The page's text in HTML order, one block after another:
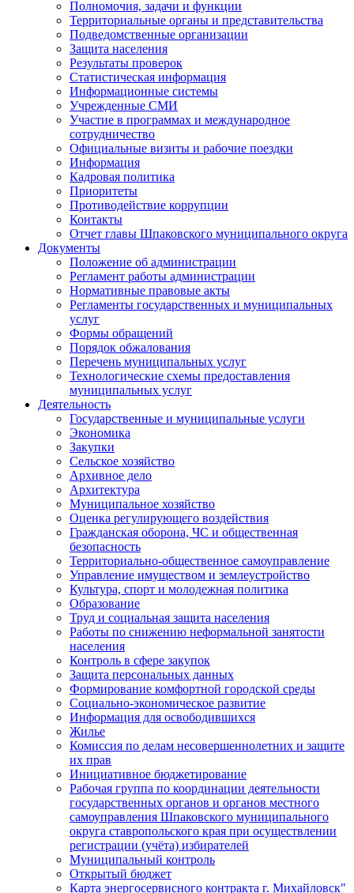
Полномочия, задачи и функции
Территориальные органы и представительства
Подведомственные организации
Защита населения
Результаты проверок
Статистическая информация
Информационные системы
Учрежденные СМИ
Участие в программах и международное
сотрудничество
Официальные визиты и рабочие поездки
Информация
Кадровая политика
Приоритеты
Противодействие коррупции
Контакты
Отчет главы Шпаковского муниципального округа
Документы
Положение об администрации
Регламент работы администрации
Нормативные правовые акты
Регламенты государственных и муниципальных
услуг
Формы обращений
Порядок обжалования
Перечень муниципальных услуг
Технологические схемы предоставления
муниципальных услуг
Деятельность
Государственные и муниципальные услуги
Экономика
Закупки
Сельское хозяйство
Архивное дело
Архитектура
Муниципальное хозяйство
Оценка регулирующего воздействия
Гражданская оборона, ЧС и общественная
безопасность
Территориально-общественное самоуправление
Управление имуществом и землеустройство
Культура, спорт и молодежная политика
Образование
Труд и социальная защита населения
Работы по снижению неформальной занятости
населения
Контроль в сфере закупок
Защита персональных данных
Формирование комфортной городской среды
Социально-экономическое развитие
Информация для освободившихся
Жилье
Комиссия по делам несовершеннолетних и защите
их прав
Инициативное бюджетирование
Рабочая группа по координации деятельности
государственных органов и органов местного
самоуправления Шпаковского муниципального
округа ставропольского края при осуществлении
регистрации (учёта) избирателей
Муниципальный контроль
Открытый бюджет
Карта энергосервисного контракта г. Михайловск"